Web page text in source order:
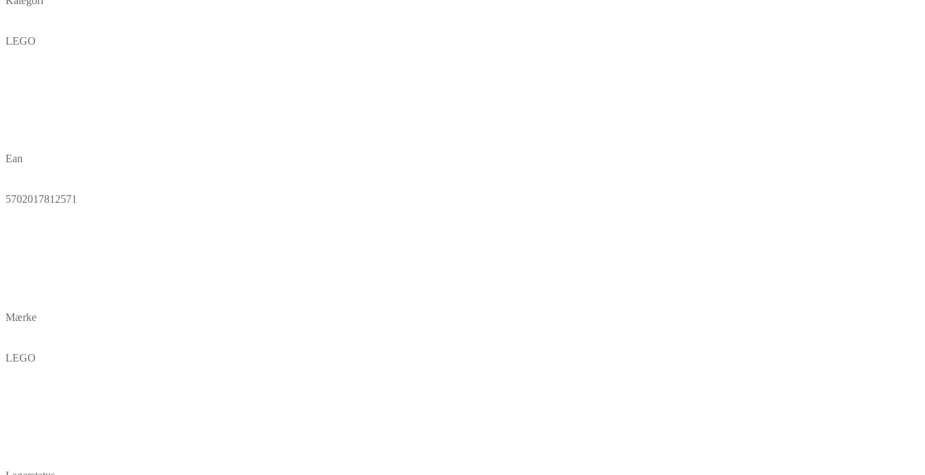
LEGO
Ean
5702017812571
Mærke
LEGO